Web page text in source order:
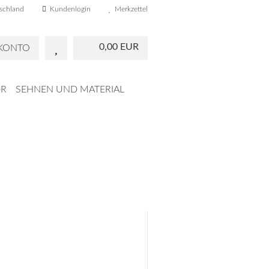
Kundenlogin Merkzettel
0,00 EUR
SEHNEN UND MATERIAL